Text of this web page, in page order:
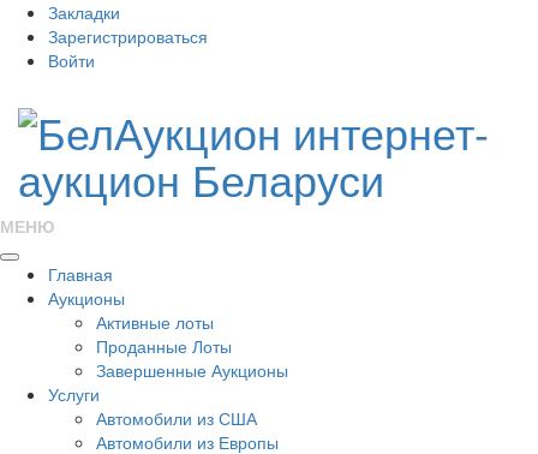
Закладки
Зарегистрироваться
Войти
МЕНЮ
Главная
Аукционы
Активные лоты
Проданные Лоты
Завершенные Аукционы
Услуги
Автомобили из США
Автомобили из Европы